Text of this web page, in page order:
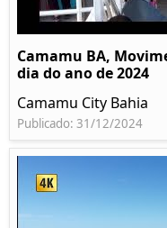
Camamu BA,
dia do ano de 2024
Camamu City Bahia
Publicado: 31/12/2024